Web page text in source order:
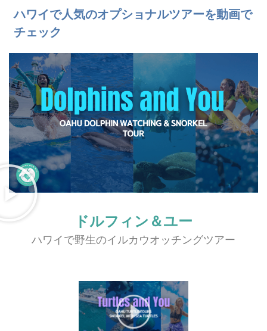
ハワイで人気のオプショナルツアーを動画で
チェック
ドルフィン＆ユー
ハワイで野生のイルカウオッチングツアー